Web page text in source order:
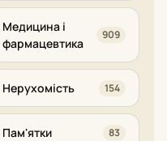
Медицина і
фармацевтика
909
Нерухомість 154
Пам'ятки 83